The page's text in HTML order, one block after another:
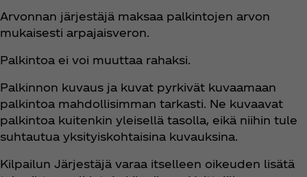
Arvonnan järjestäjä maksaa palkintojen arvon
mukaisesti arpajaisveron.
Palkintoa ei voi muuttaa rahaksi.
Palkinnon kuvaus ja kuvat pyrkivät kuvaamaan
palkintoa mahdollisimman tarkasti. Ne kuvaavat
palkintoa kuitenkin yleisellä tasolla, eikä niihin tule
suhtautua yksityiskohtaisina kuvauksina.
Kilpailun Järjestäjä varaa itselleen oikeuden lisätä